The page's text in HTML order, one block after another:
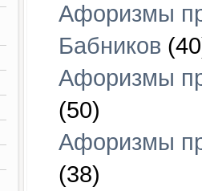
Афоризмы
Бабников
Афоризмы
(50)
Афоризмы
(38)